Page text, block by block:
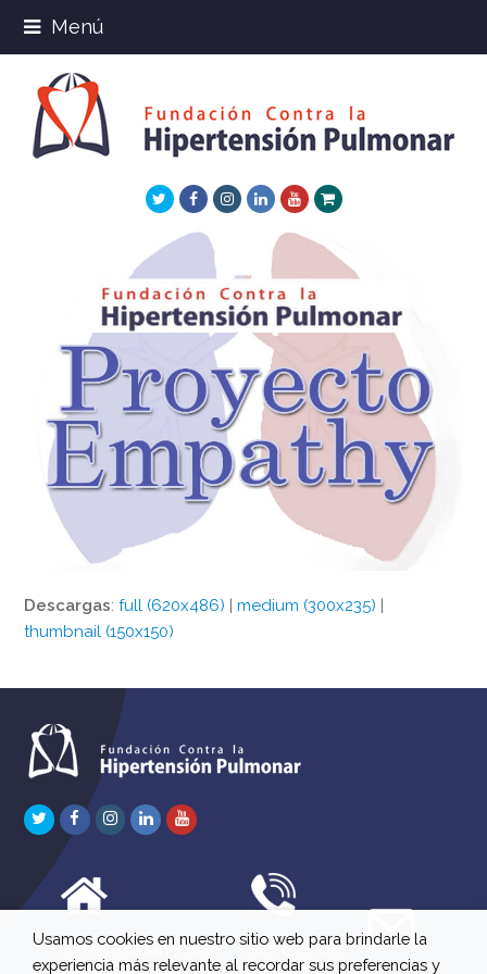
Menú
TwitterFacebookInstagram
LinkedInYoutube
Xing
Descargas:full (620x486) |medium (300x235) |
thumbnail (150x150)
TwitterFacebook
Instagram
LinkedInYoutube
C/ Río Jordán 7 bajo
647 630 515
Usamos cookies en nuestro sitio web para brindarle la
experiencia más relevante al recordar sus preferencias y